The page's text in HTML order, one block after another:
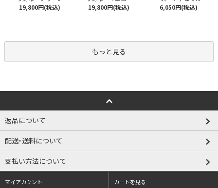
19,800円(税込)
19,800円(税込)
6,050円(税込)
もっと見る
返品について
配送・送料について
支払い方法について
マイアカウント カートを見る